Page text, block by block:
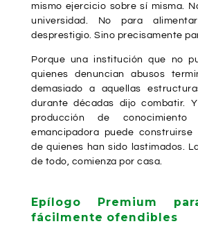
mismo ejercicio sobre sí misma.
universidad. No para
desprestigio. Sino precisamente
Porque una institución que no
quienes denuncian abusos
demasiado a aquellas
durante décadas dijo combatir.
producción de conocimiento
emancipadora puede
de quienes han sido lastimados.
de todo, comienza por casa.
Epílogo Premium
fácilmente ofendibles